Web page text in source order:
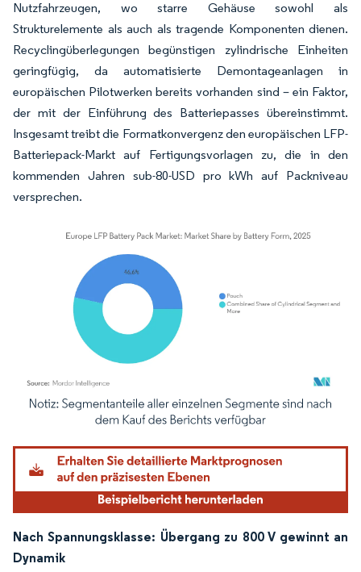
Nutzfahrzeugen, wo starre Gehäuse sowohl als
Strukturelemente als auch als tragende Komponenten dienen.
Recyclingüberlegungen begünstigen zylindrische Einheiten
geringfügig, da automatisierte Demontageanlagen in
europäischen Pilotwerken bereits vorhanden sind – ein Faktor,
der mit der Einführung des Batteriepasses übereinstimmt.
Insgesamt treibt die Formatkonvergenz den europäischen LFP-
Batteriepack-Markt auf Fertigungsvorlagen zu, die in den
kommenden Jahren sub-80-USD pro kWh auf Packniveau
versprechen.
Bild © Mordor Intelligence. Wiederverwendung erfordert Namensnennung
Nach Spannungsklasse: Übergang zu 800 V gewinnt an
Dynamik